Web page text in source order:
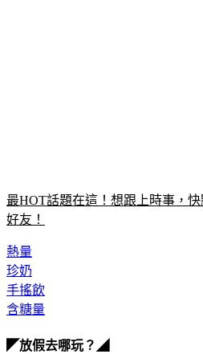
最HOT話題在這！想跟上時事，
好友！
熱量
珍奶
手搖飲
含糖量
◤放假去哪玩？◢